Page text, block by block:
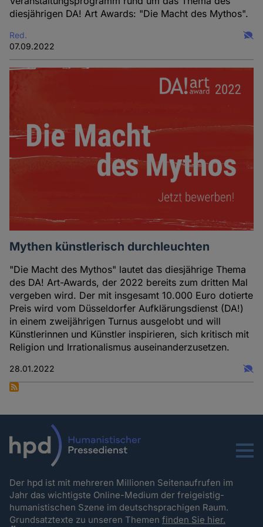
diesjährigen DA! Art Awards: "Die Macht des Mythos".
Red.
07.09.2022
Mythen künstlerisch durchleuchten
"Die Macht des Mythos" lautet das diesjährige Thema
des DA! Art-Awards, der 2022 bereits zum dritten Mal
vergeben wird. Der mit insgesamt 10.000 Euro dotierte
Preis wird vom Düsseldorfer Aufklärungsdienst (DA!)
in einem zweijährigen Turnus ausgelobt und will
Künstlerinnen und Künstler inspirieren, sich kritisch mit
Religion und Irrationalismus auseinanderzusetzen.
28.01.2022
Menu
Der hpd ist mit mehreren Millionen Seitenaufrufen im
Jahr das wichtigste Online-Medium der freigeistig-
humanistischen Szene im deutschsprachigen Raum.
Grundsatztexte zu unseren Themenfinden Sie hier.
und
Cookies